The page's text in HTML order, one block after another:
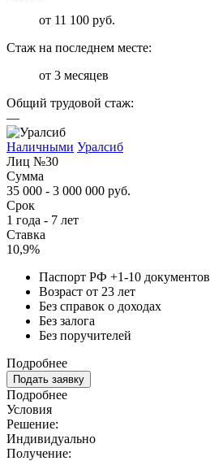
от 11 100 руб.
Стаж на последнем месте:
от 3 месяцев
Общий трудовой стаж:
—
Наличными Уралсиб
Лиц №30
Сумма
35 000 - 3 000 000 руб.
Срок
1 года - 7 лет
Ставка
10,9%
Паспорт РФ +1-10 документов
Возраст от 23 лет
Без справок о доходах
Без залога
Без поручителей
Подробнее
Подать заявку
Подробнее
Условия
Решение:
Индивидуально
Получение: